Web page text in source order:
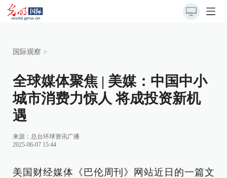
国际观察 >
全球媒体聚焦 | 美媒：中国中小
城市消费力惊人 将成投资新机
遇
来源： 总台环球资讯广播
2025-06-07 15:44
美国财经媒体《巴伦周刊》网站近日的一篇文